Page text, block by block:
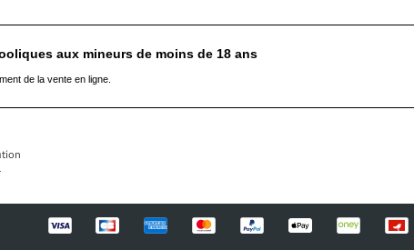
aux mineurs de moins de 18 ans
de la vente en ligne.